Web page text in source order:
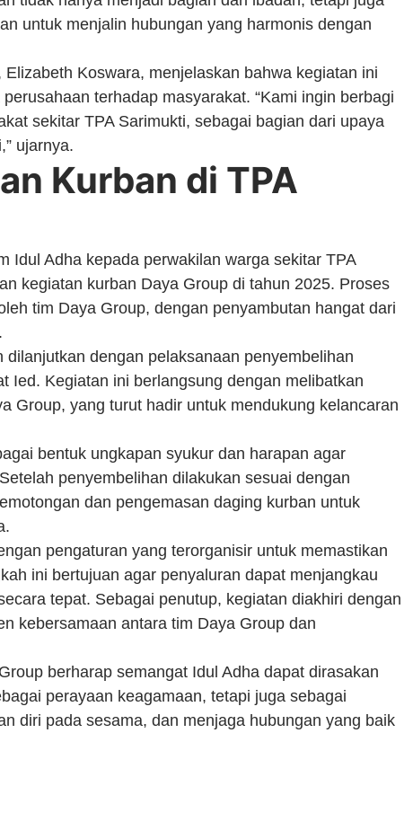
untuk menjalin hubungan yang harmonis dengan
Koswara, menjelaskan bahwa kegiatan ini
terhadap masyarakat. “Kami ingin berbagi
sekitar TPA Sarimukti, sebagai bagian dari upaya
ujarnya.
Kurban di TPA
Idul Adha kepada perwakilan warga sekitar TPA
kegiatan kurban Daya Group di tahun 2025. Proses
tim Daya Group, dengan penyambutan hangat dari
dengan pelaksanaan penyembelihan
Ied. Kegiatan ini berlangsung dengan melibatkan
Group, yang turut hadir untuk mendukung kelancaran
bentuk ungkapan syukur dan harapan agar
penyembelihan dilakukan sesuai dengan
dan pengemasan daging kurban untuk
pengaturan yang terorganisir untuk memastikan
ini bertujuan agar penyaluran dapat menjangkau
tepat. Sebagai penutup, kegiatan diakhiri dengan
kebersamaan antara tim Daya Group dan
berharap semangat Idul Adha dapat dirasakan
perayaan keagamaan, tetapi juga sebagai
diri pada sesama, dan menjaga hubungan yang baik